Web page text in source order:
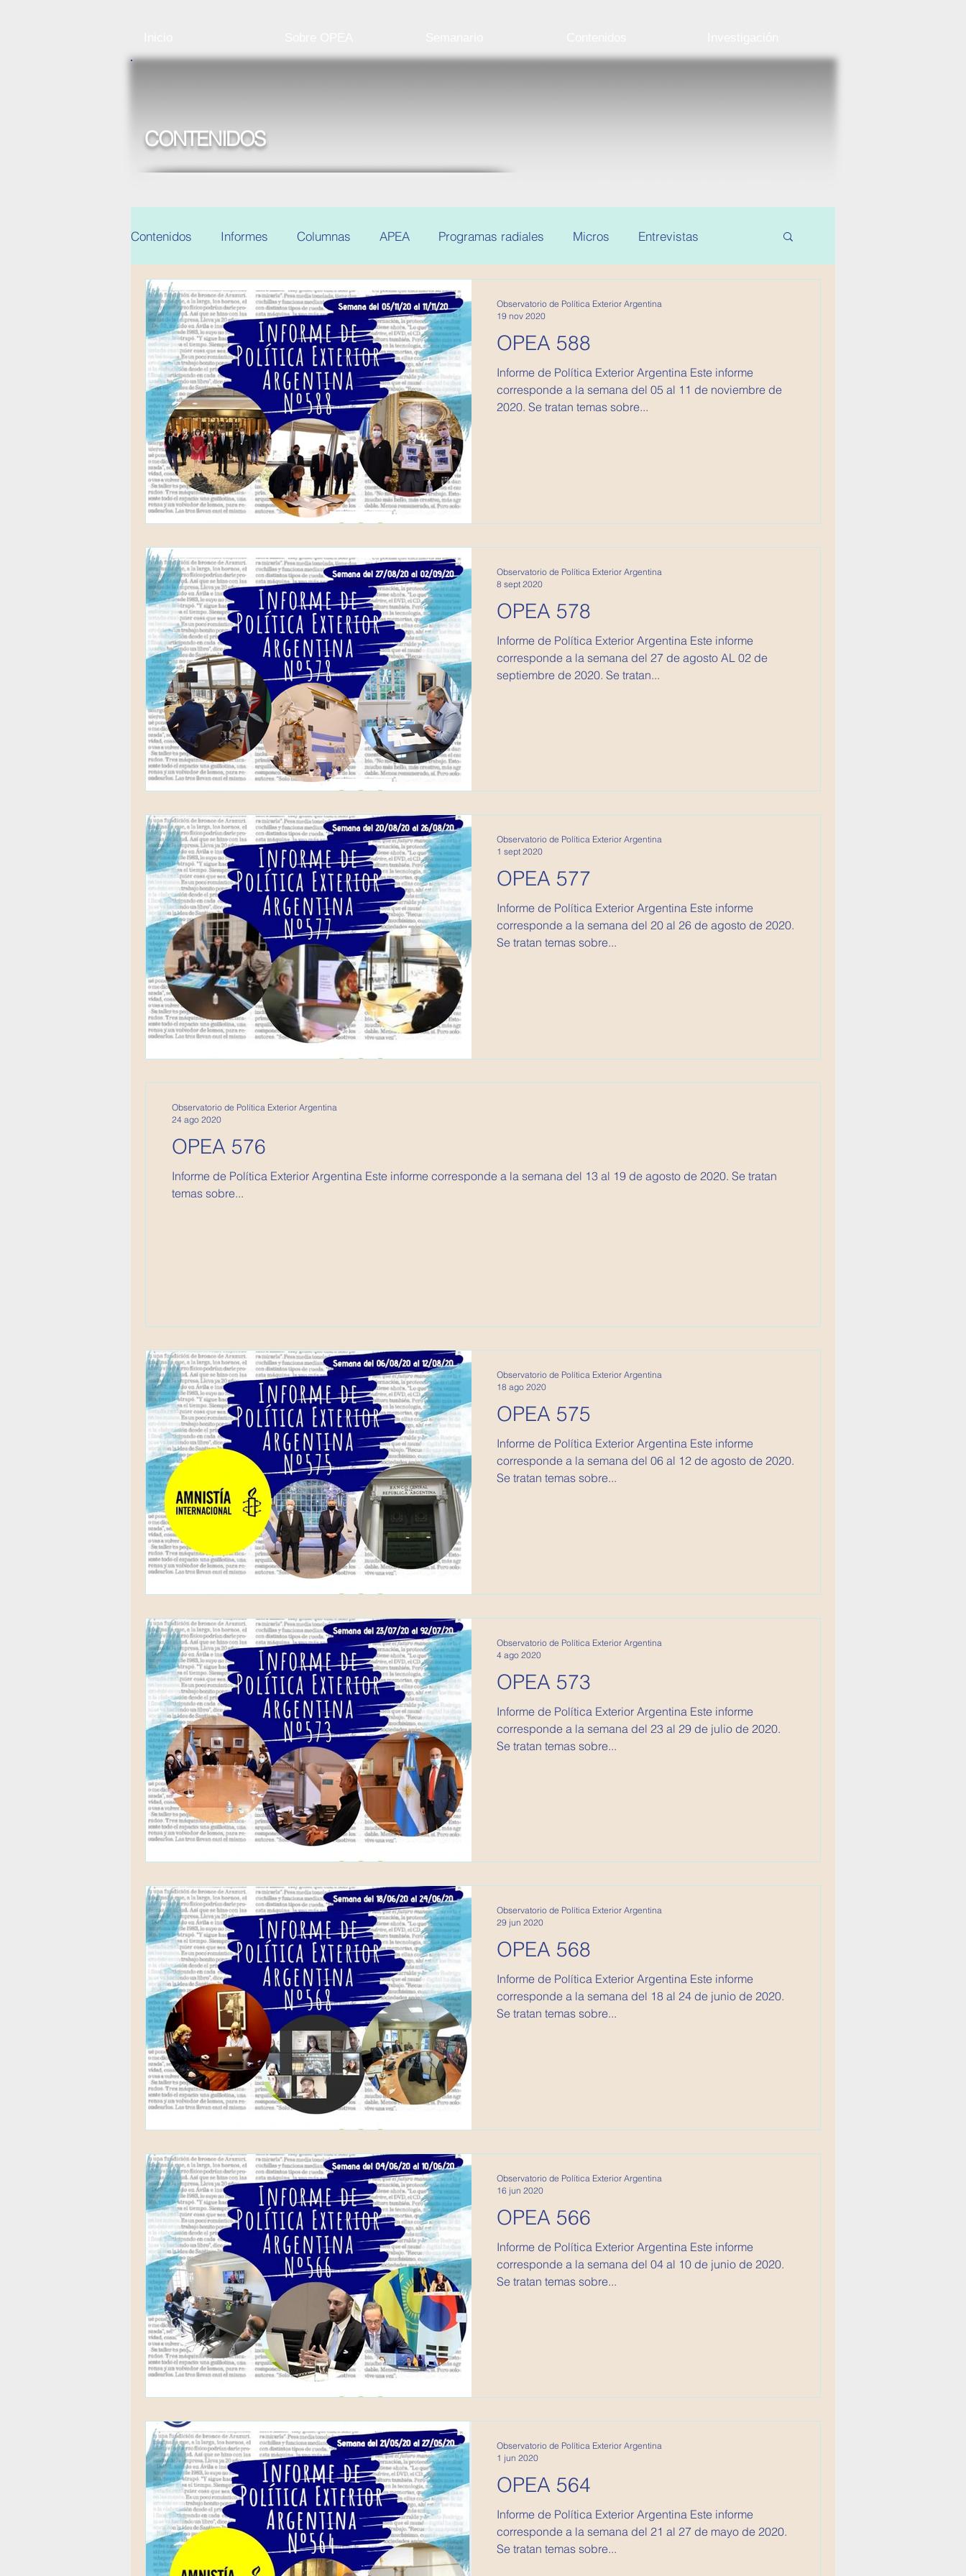
CONTENIDOS
Contenidos Informes Columnas APEA Programas radiales Micros Entrevistas
Noticias y eventos
OPEA 588
Informe de Política Exterior Argentina Este informe
corresponde a la semana del 05 al 11 de noviembre de
2020. Se tratan temas sobre...
Observatorio de Política Exterior Argentina
19 nov 2020
OPEA 578
Informe de Política Exterior Argentina Este informe
corresponde a la semana del 27 de agosto AL 02 de
septiembre de 2020. Se tratan...
Observatorio de Política Exterior Argentina
8 sept 2020
OPEA 577
Informe de Política Exterior Argentina Este informe
corresponde a la semana del 20 al 26 de agosto de 2020.
Se tratan temas sobre...
Observatorio de Política Exterior Argentina
1 sept 2020
OPEA 576
Informe de Política Exterior Argentina Este informe corresponde a la semana del 13 al 19 de agosto de 2020. Se tratan
temas sobre...
Observatorio de Política Exterior Argentina
24 ago 2020
OPEA 575
Informe de Política Exterior Argentina Este informe
corresponde a la semana del 06 al 12 de agosto de 2020.
Se tratan temas sobre...
Observatorio de Política Exterior Argentina
18 ago 2020
OPEA 573
Informe de Política Exterior Argentina Este informe
corresponde a la semana del 23 al 29 de julio de 2020.
Se tratan temas sobre...
Observatorio de Política Exterior Argentina
4 ago 2020
OPEA 568
Informe de Política Exterior Argentina Este informe
corresponde a la semana del 18 al 24 de junio de 2020.
Se tratan temas sobre...
Observatorio de Política Exterior Argentina
29 jun 2020
OPEA 566
Informe de Política Exterior Argentina Este informe
corresponde a la semana del 04 al 10 de junio de 2020.
Se tratan temas sobre...
Observatorio de Política Exterior Argentina
16 jun 2020
OPEA 564
Informe de Política Exterior Argentina Este informe
corresponde a la semana del 21 al 27 de mayo de 2020.
Se tratan temas sobre...
Observatorio de Política Exterior Argentina
1 jun 2020